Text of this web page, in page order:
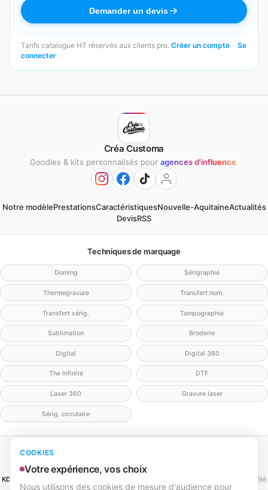
COOKIES
Votre expérience, vos choix
Nous utilisons des cookies de mesure d'audience pour
Demander un devis
Tarifs catalogue HT réservés aux clients pro. Créer un compte · Se
connecter
Créa Customa
Goodies & kits personnalisés pour agences d'influence.
Notre modèlePrestationsCaractéristiquesNouvelle-AquitaineActualités
DevisRSS
Techniques de marquage
Doming Sérigraphie
Thermogravure Transfert num.
Transfert sérig. Tampographie
Sublimation Broderie
Digital Digital 360
The Infinite DTF
Laser 360 Gravure laser
Sérig. circulaire
Mentions légales
KD2V SIGNA & EVENTA
(MEILLEURECOMMUNICATION.COM - KD2V) — SAS, société